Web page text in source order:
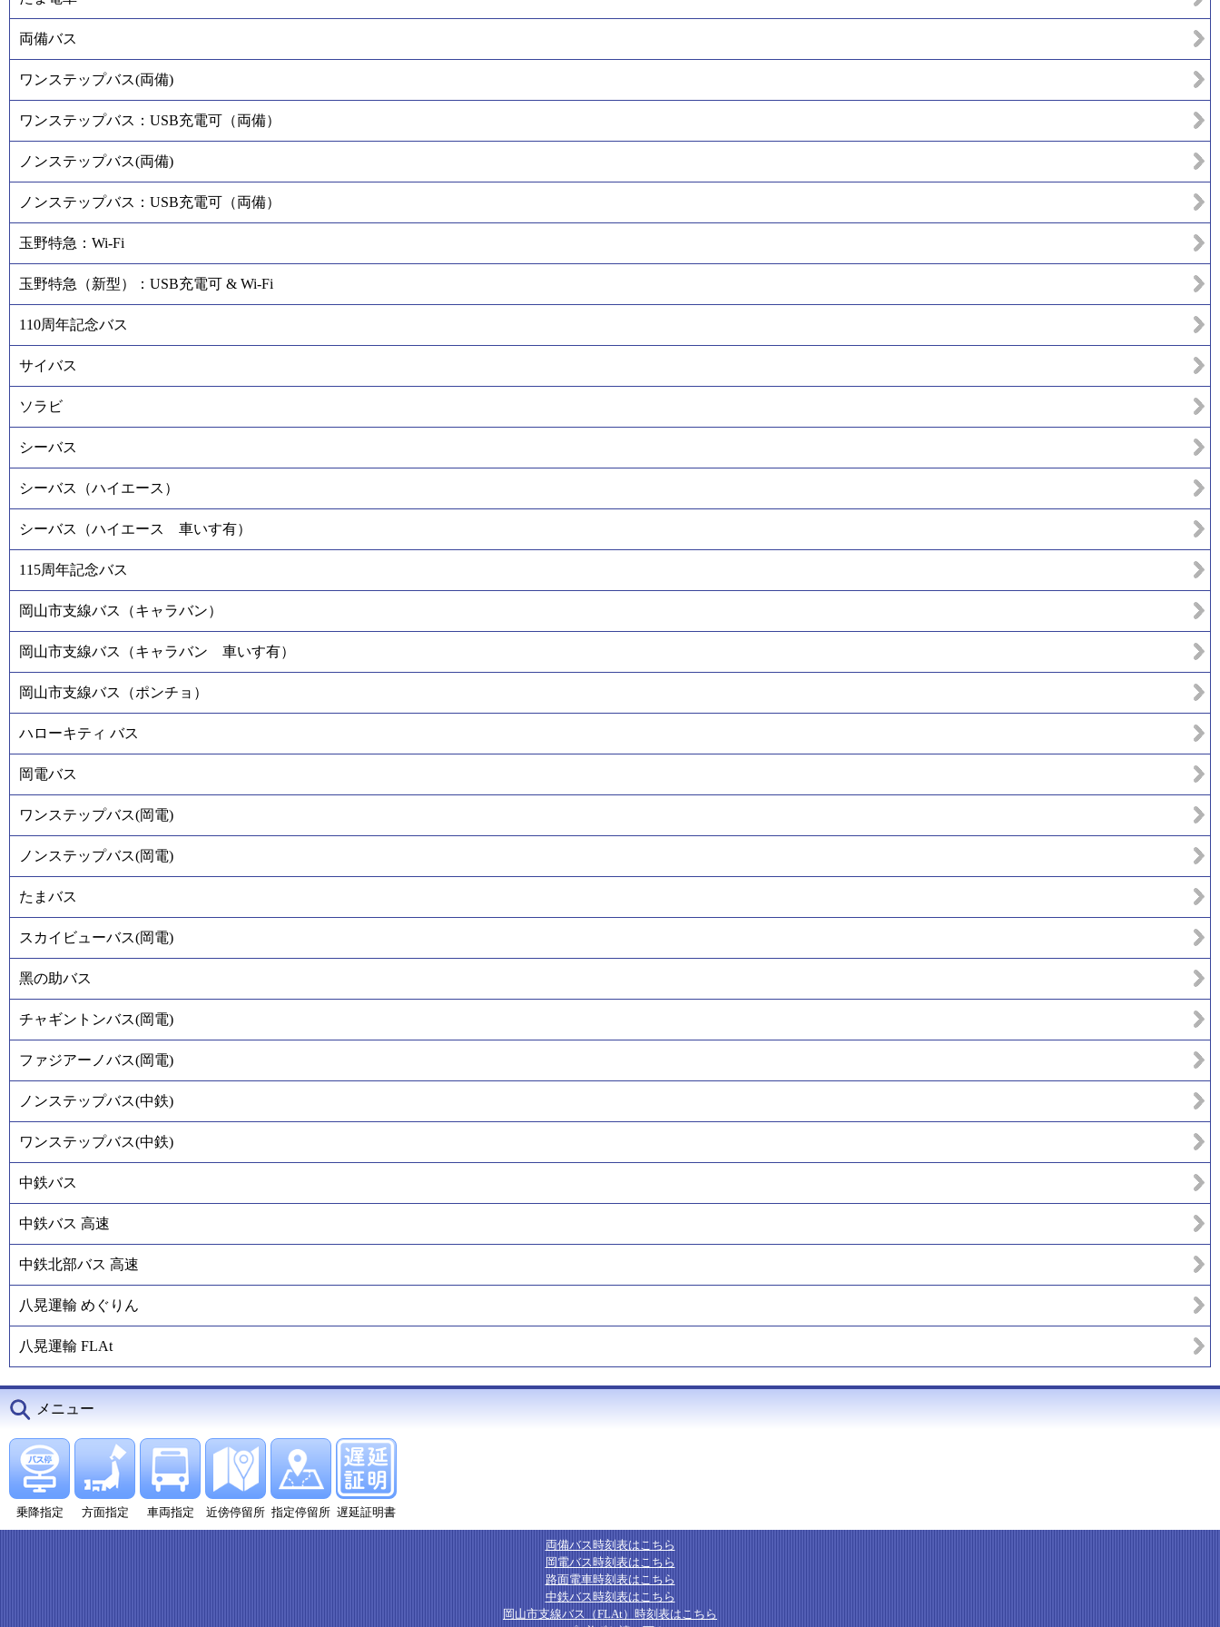
両備バス
ワンステップバス(両備)
ワンステップバス：USB充電可（両備）
ノンステップバス(両備)
ノンステップバス：USB充電可（両備）
玉野特急：Wi-Fi
玉野特急（新型）：USB充電可 & Wi-Fi
110周年記念バス
サイバス
ソラビ
シーバス
シーバス（ハイエース）
シーバス（ハイエース 車いす有）
115周年記念バス
岡山市支線バス（キャラバン）
岡山市支線バス（キャラバン 車いす有）
岡山市支線バス（ポンチョ）
ハローキティ バス
岡電バス
ワンステップバス(岡電)
ノンステップバス(岡電)
たまバス
スカイビューバス(岡電)
黑の助バス
チャギントンバス(岡電)
ファジアーノバス(岡電)
ノンステップバス(中鉄)
ワンステップバス(中鉄)
中鉄バス
中鉄バス 高速
中鉄北部バス 高速
八晃運輸 めぐりん
八晃運輸 FLAt
メニュー
乗降指定 方面指定 車両指定 近傍停留所 指定停留所 遅延証明書
両備バス時刻表はこちら
岡電バス時刻表はこちら
路面電車時刻表はこちら
中鉄バス時刻表はこちら
岡山市支線バス（FLAt）時刻表はこちら